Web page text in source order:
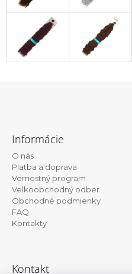
Informácie
O nás
Platba a doprava
Vernostný program
Velkoobchodný odber
Obchodné podmienky
FAQ
Kontakty
Kontakt